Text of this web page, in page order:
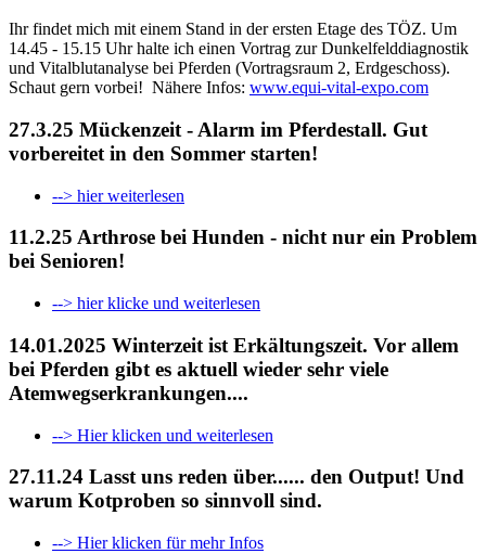
Ihr findet mich mit einem Stand in der ersten Etage des TÖZ. Um
14.45 - 15.15 Uhr halte ich einen Vortrag zur Dunkelfelddiagnostik
und Vitalblutanalyse bei Pferden (Vortragsraum 2, Erdgeschoss).
Schaut gern vorbei! Nähere Infos: www.equi-vital-expo.com
27.3.25 Mückenzeit - Alarm im Pferdestall. Gut
vorbereitet in den Sommer starten!
--> hier weiterlesen
11.2.25 Arthrose bei Hunden - nicht nur ein Problem
bei Senioren!
--> hier klicke und weiterlesen
14.01.2025 Winterzeit ist Erkältungszeit. Vor allem
bei Pferden gibt es aktuell wieder sehr viele
Atemwegserkrankungen....
--> Hier klicken und weiterlesen
27.11.24 Lasst uns reden über...... den Output! Und
warum Kotproben so sinnvoll sind.
--> Hier klicken für mehr Infos